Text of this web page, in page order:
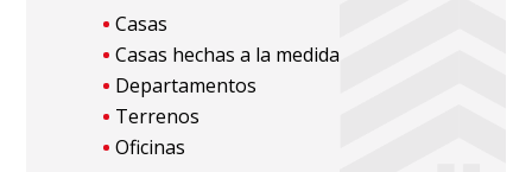
Casas
Casas hechas a la medida
Departamentos
Terrenos
Oficinas